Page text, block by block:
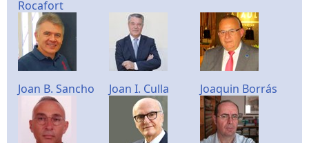
Rocafort
Joan B. Sancho Joan I. Culla Joaquin Borrás